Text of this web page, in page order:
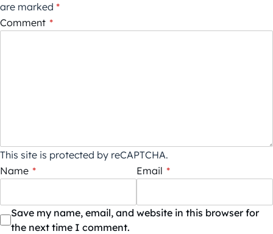
are marked *
Comment *
This site is protected by reCAPTCHA.
Name * Email *
Save my name, email, and website in this browser for
the next time I comment.